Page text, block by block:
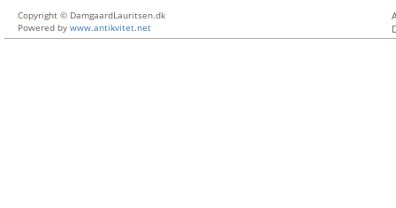
Copyright © DamgaardLauritsen.dk
Powered by www.antikvitet.net